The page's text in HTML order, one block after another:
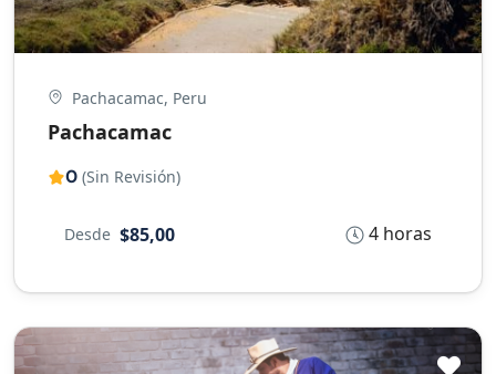
Pachacamac, Peru
Pachacamac
0 (Sin Revisión)
4 horas
Desde $85,00